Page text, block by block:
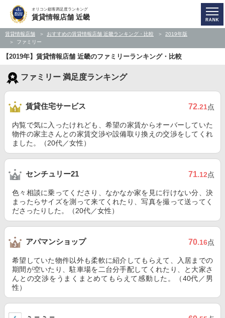
オリコン顧客満足度ランキング
賃貸情報店舗 近畿
賃貸情報店舗 おすすめの賃貸情報店舗 近畿ランキング・比較
2019年版
ファミリー
【2019年】賃貸情報店舗 近畿のファミリーランキング・比較
ファミリー 満足度ランキング
賃貸住宅サービス 72.21点
内覧で気に入ったけれども、希望の家賃からオーバーしていた
物件の家主さんとの家賃交渉や設備取り換えの交渉をしてくれ
ました。（20代／女性）
センチュリー21 71.12点
色々相談に乗ってくださり、なかなか家を見に行けない分、決
まったらサイズを測って来てくれたり、写真を撮って送ってく
ださったりした。（20代／女性）
アパマンショップ 70.16点
希望していた物件以外も柔軟に紹介してもらえて、入居までの
期間が空いたり、駐車場を二台分手配してくれたり、と大家さ
んとの交渉をうまくまとめてもらえて感動した。（40代／男
性）